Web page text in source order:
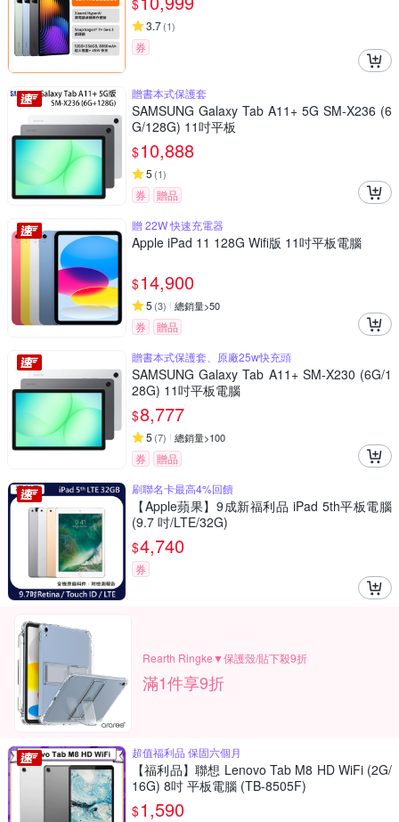
$
3.7(1)
券
贈書本式保護套
SAMSUNG Galaxy Tab A11+ 5G SM-X236 (6
G/128G) 11吋平板
$10,888
5 (1)
券
贈品
贈 22W 快速充電器
Apple iPad 11 128G Wifi版 11吋平板電腦
$14,900
5 (3) 總銷量>50
券
贈品
贈書本式保護套、原廠25w快充頭
SAMSUNG Galaxy Tab A11+ SM-X230 (6G/1
28G) 11吋平板電腦
$8,777
5 (7) 總銷量>100
券
贈品
刷聯名卡最高4%回饋
【Apple蘋果】9成新福利品 iPad 5th平板電腦
(9.7 吋/LTE/32G)
$4,740
券
Rearth Ringke▼保護殼/貼下殺9折
滿1件享9折
超值福利品 保固六個月
【福利品】聯想 Lenovo Tab M8 HD WiFi (2G/
16G) 8吋 平板電腦 (TB-8505F)
$1,590